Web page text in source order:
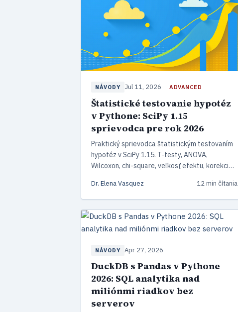
NÁVODY Jul 11, 2026 ADVANCED
Štatistické testovanie hypotéz
v Pythone: SciPy 1.15
sprievodca pre rok 2026
Praktický sprievodca štatistickým testovaním
hypotéz v SciPy 1.15. T-testy, ANOVA,
Wilcoxon, chi-square, veľkosť efektu, korekcia
bootstrap a permutačné metódy.
Dr. Elena Vasquez 12 min čítania
NÁVODY Apr 27, 2026
DuckDB s Pandas v Pythone
2026: SQL analytika nad
miliónmi riadkov bez
serverov